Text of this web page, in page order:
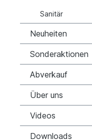
Sanitär
Neuheiten
Sonderaktionen
Abverkauf
Über uns
Videos
Downloads